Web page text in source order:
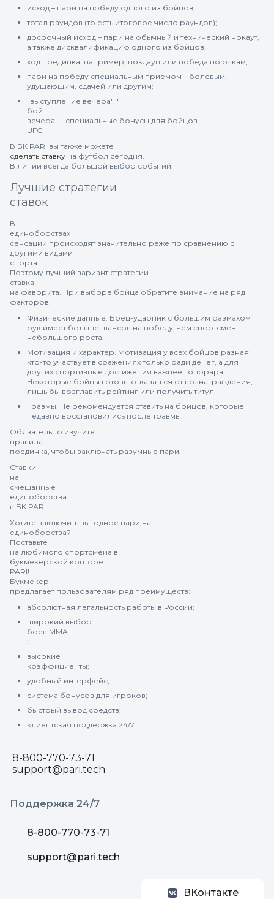
исход – пари на победу одного из бойцов;
тотал раундов (то есть итоговое число раундов);
досрочный исход – пари на обычный и технический нокаут,
а также дисквалификацию одного из бойцов;
ход поединка: например, нокдаун или победа по очкам;
пари на победу специальным приемом – болевым,
удушающим, сдачей или другим;
"выступление вечера", "
бой
вечера" – специальные бонусы для бойцов
UFC.
В БК PARI вы также можете
сделать ставку на футбол сегодня.
В линии всегда большой выбор событий.
Лучшие стратегии
ставок
В
единоборствах
сенсации происходят значительно реже по сравнению с
другими видами
спорта.
Поэтому лучший вариант стратегии –
ставка
на фаворита. При выборе бойца обратите внимание на ряд
факторов:
Физические данные. Боец-ударник с большим размахом
рук имеет больше шансов на победу, чем спортсмен
небольшого роста.
Мотивация и характер. Мотивация у всех бойцов разная:
кто-то участвует в сражениях только ради денег, а для
других спортивные достижения важнее гонорара.
Некоторые бойцы готовы отказаться от вознаграждения,
лишь бы возглавить рейтинг или получить титул.
Травмы. Не рекомендуется ставить на бойцов, которые
недавно восстановились после травмы.
Обязательно изучите
правила
поединка, чтобы заключать разумные пари.
Ставки
на
смешанные
единоборства
в БК PARI
Хотите заключить выгодное пари на
единоборства?
Поставьте
на любимого спортсмена в
букмекерской конторе
PARI!
Букмекер
предлагает пользователям ряд преимуществ:
абсолютная легальность работы в России;
широкий выбор
боев ММА
;
высокие
коэффициенты;
удобный интерфейс;
система бонусов для игроков;
быстрый вывод средств;
клиентская поддержка 24/7.
8-800-770-73-71
support@pari.tech
Поддержка 24/7
8-800-770-73-71
support@pari.tech
ВКонтакте